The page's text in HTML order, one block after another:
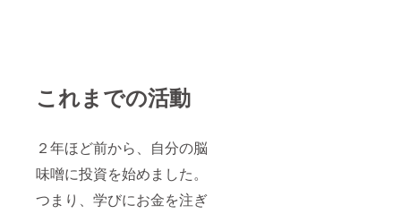
これまでの活動
２年ほど前から、自分の脳
味噌に投資を始めました。
つまり、学びにお金を注ぎ